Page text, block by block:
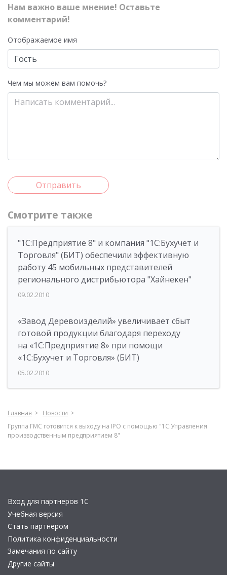
Нам важно ваше мнение! Оставьте
комментарий!
Отображаемое имя
Чем мы можем вам помочь?
Отправить
Смотрите также
"1С:Предприятие 8" и компания "1С:Бухучет и
Торговля" (БИТ) обеспечили эффективную
работу 45 мобильных представителей
регионального дистрибьютора "Хайнекен"
09.02.2010
«Завод Деревоизделий» увеличивает сбыт
готовой продукции благодаря переходу
на «1С:Предприятие 8» при помощи
«1С:Бухучет и Торговля» (БИТ)
05.02.2010
Главная
Новости
Группа ГМС готовится к выходу на IPO с помощью "1С:Управления
производственным предприятием 8"
Вход для партнеров 1С
Учебная версия
Стать партнером
Политика конфиденциальности
Замечания по сайту
Другие сайты